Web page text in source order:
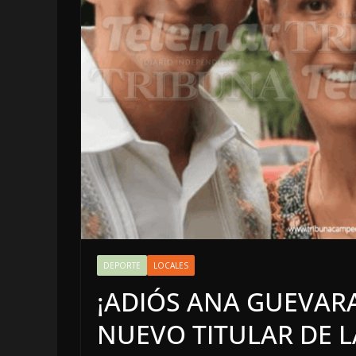
DEPORTE LOCALES
¡ADIÓS ANA
NUEVO TITULAR DE
OPINIÓN
6 agosto,